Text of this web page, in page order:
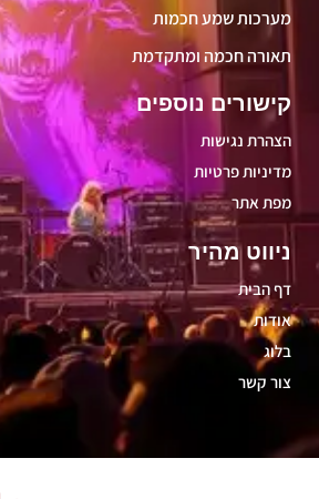
ניווט מהיר
דף הבית
אודות
בלוג
צור קשר
קישורים נוספים
הצהרת נגישות
מדיניות פרטיות
מפת אתר
מערכות שמע חכמות
תאורה חכמה ומתקדמת